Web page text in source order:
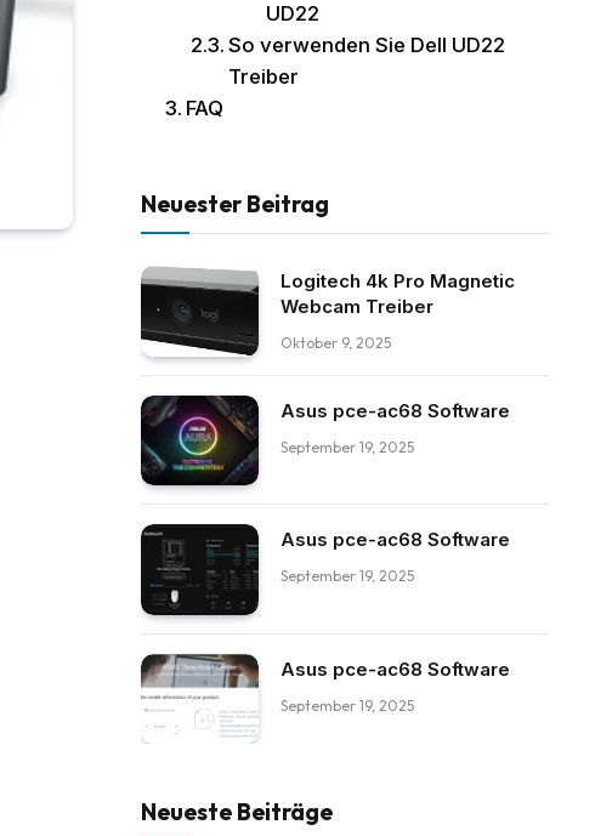
UD22
So verwenden Sie Dell UD22
Treiber
FAQ
Neuester Beitrag
Logitech 4k Pro Magnetic
Webcam Treiber
Oktober 9, 2025
Asus pce-ac68 Software
September 19, 2025
Asus pce-ac68 Software
September 19, 2025
Asus pce-ac68 Software
September 19, 2025
Neueste Beiträge